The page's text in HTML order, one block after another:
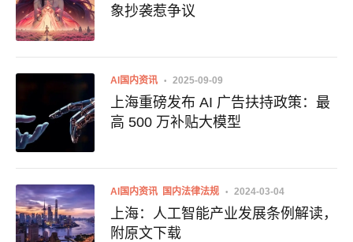
象抄袭惹争议
AI国内资讯 2025-09-09
上海重磅发布 AI 广告扶持政策：最
高 500 万补贴大模型
AI国内资讯 国内法律法规 2024-03-04
上海：人工智能产业发展条例解读，
附原文下载